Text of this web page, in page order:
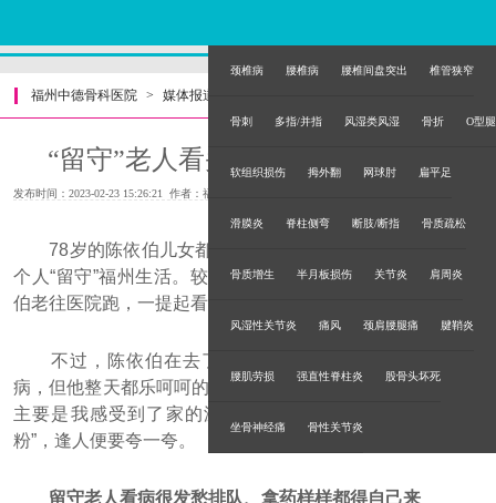
颈椎病 腰椎病 腰椎间盘突出 椎管狭窄
骨刺 多指/并指 风湿类风湿 骨折 O型腿
软组织损伤 拇外翻 网球肘 扁平足
滑膜炎 脊柱侧弯 断肢/断指 骨质疏松
骨质增生 半月板损伤 关节炎 肩周炎
风湿性关节炎 痛风 颈肩腰腿痛 腱鞘炎
腰肌劳损 强直性脊柱炎 股骨头坏死
坐骨神经痛 骨性关节炎
福州中德骨科医院 > 媒体报道
“留守”老人看头痛后 成了“中德粉”
发布时间：2023-02-23 15:26:21 作者：福州中德骨科医院
78岁的陈依伯儿女都在国外，老伴去世得早，如今他一
个人“留守”福州生活。较近两个月，由于头痛得厉害，陈依
伯老往医院跑，一提起看病就直皱眉头。
不过，陈依伯在去了福州中德骨科医院后，同样是看
病，但他整天都乐呵呵的。老人家说，“不仅是病看好了，较
主要是我感受到了家的温暖。”如今，他俨然是一个“中德
粉”，逢人便要夸一夸。
留守老人看病很发愁排队、拿药样样都得自己来